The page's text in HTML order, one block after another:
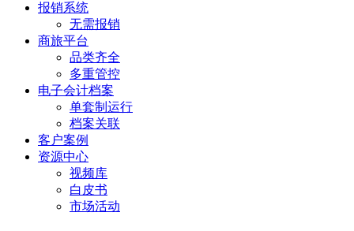
报销系统
无需报销
商旅平台
品类齐全
多重管控
电子会计档案
单套制运行
档案关联
客户案例
资源中心
视频库
白皮书
市场活动